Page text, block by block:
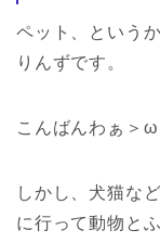
ペット、という
りんずです。
こんばんわぁ＞ω
しかし、犬猫な
に行って動物と